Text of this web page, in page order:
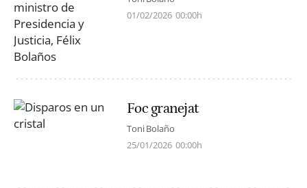
01/02/2026 00:00h
Foc granejat
Toni Bolaño
25/01/2026 00:00h